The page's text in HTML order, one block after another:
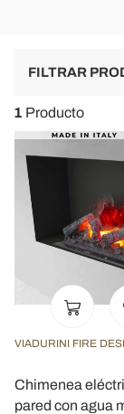
FILTRAR
1 Producto
VIADURINI FIRE
Chimenea
pared con agua